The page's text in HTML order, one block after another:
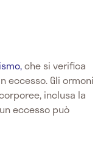
che si verifica
eccesso. Gli ormoni
inclusa la
eccesso può